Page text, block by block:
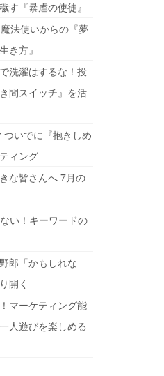
す『暴虐の使徒』
法使いからの『夢
き方』
洗濯はするな！投
間スイッチ』を活
いでに『抱きしめ
ィング
な皆さんへ 7月の
い！キーワードの
郎「かもしれな
開く
マーケティング能
人遊びを楽しめる